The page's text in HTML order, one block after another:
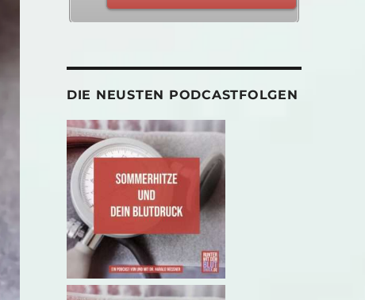
DIE NEUSTEN PODCASTFOLGEN